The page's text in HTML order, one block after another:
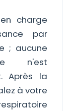
charge
par
; aucune
n'est
Après la
à votre